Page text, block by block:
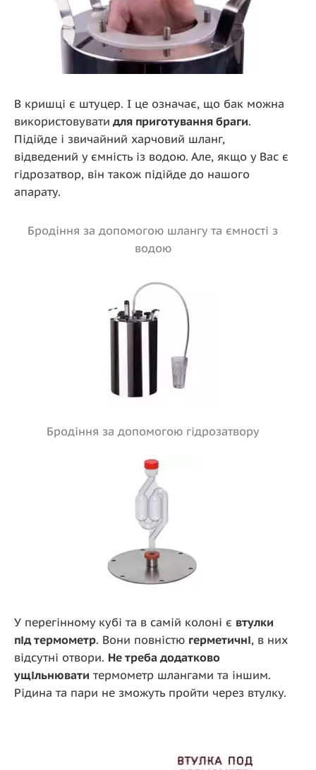
В кришці є штуцер. І це означає, що бак можна
використовувати для приготування браги.
Підійде і звичайний харчовий шланг,
відведений у ємність із водою. Але, якщо у Вас є
гідрозатвор, він також підійде до нашого
апарату.
Бродіння за допомогою шлангу та ємності з
водою
Бродіння за допомогою гідрозатвору
У перегінному кубі та в самій колоні є втулки
під термометр. Вони повністю герметичні, в них
відсутні отвори. Не треба додатково
ущільнювати термометр шлангами та іншим.
Рідина та пари не зможуть пройти через втулку.